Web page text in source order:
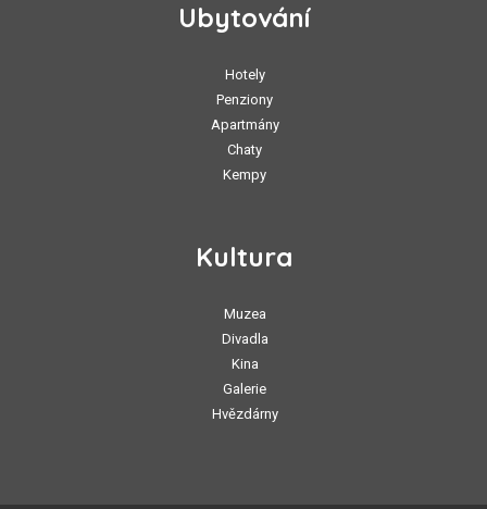
Ubytování
Hotely
Penziony
Apartmány
Chaty
Kempy
Kultura
Muzea
Divadla
Kina
Galerie
Hvězdárny